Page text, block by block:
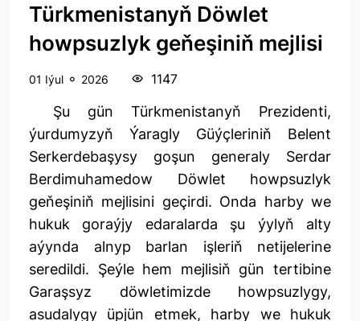
Türkmenistanyň Döwlet
howpsuzlyk geňeşiniň mejlisi
01 Iýul 2026 1147
Şu gün Türkmenistanyň Prezidenti,
ýurdumyzyň Ýaragly Güýçleriniň Belent
Serkerdebaşysy goşun generaly Serdar
Berdimuhamedow Döwlet howpsuzlyk
geňeşiniň mejlisini geçirdi. Onda harby we
hukuk goraýjy edaralarda şu ýylyň alty
aýynda alnyp barlan işleriň netijelerine
seredildi. Şeýle hem mejlisiň gün tertibine
Garaşsyz döwletimizde howpsuzlygy,
asudalygy üpjün etmek, harby we hukuk